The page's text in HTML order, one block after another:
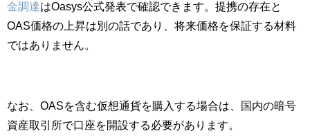
金調達はOasys公式発表で確認できます。提携の存在と
OAS価格の上昇は別の話であり、将来価格を保証する材料
ではありません。
なお、OASを含む仮想通貨を購入する場合は、国内の暗号
資産取引所で口座を開設する必要があります。